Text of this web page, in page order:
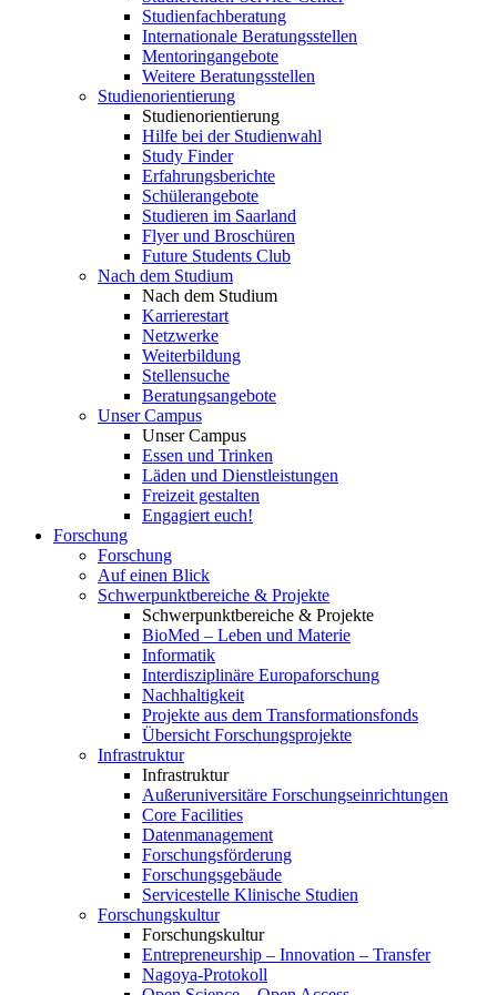
Studienfachberatung
Internationale Beratungsstellen
Mentoringangebote
Weitere Beratungsstellen
Studienorientierung
Studienorientierung
Hilfe bei der Studienwahl
Study Finder
Erfahrungsberichte
Schülerangebote
Studieren im Saarland
Flyer und Broschüren
Future Students Club
Nach dem Studium
Nach dem Studium
Karrierestart
Netzwerke
Weiterbildung
Stellensuche
Beratungsangebote
Unser Campus
Unser Campus
Essen und Trinken
Läden und Dienstleistungen
Freizeit gestalten
Engagiert euch!
Forschung
Forschung
Auf einen Blick
Schwerpunktbereiche & Projekte
Schwerpunktbereiche & Projekte
BioMed – Leben und Materie
Informatik
Interdisziplinäre Europaforschung
Nachhaltigkeit
Projekte aus dem Transformationsfonds
Übersicht Forschungsprojekte
Infrastruktur
Infrastruktur
Außeruniversitäre Forschungseinrichtungen
Core Facilities
Datenmanagement
Forschungsförderung
Forschungsgebäude
Servicestelle Klinische Studien
Forschungskultur
Forschungskultur
Entrepreneurship – Innovation – Transfer
Nagoya-Protokoll